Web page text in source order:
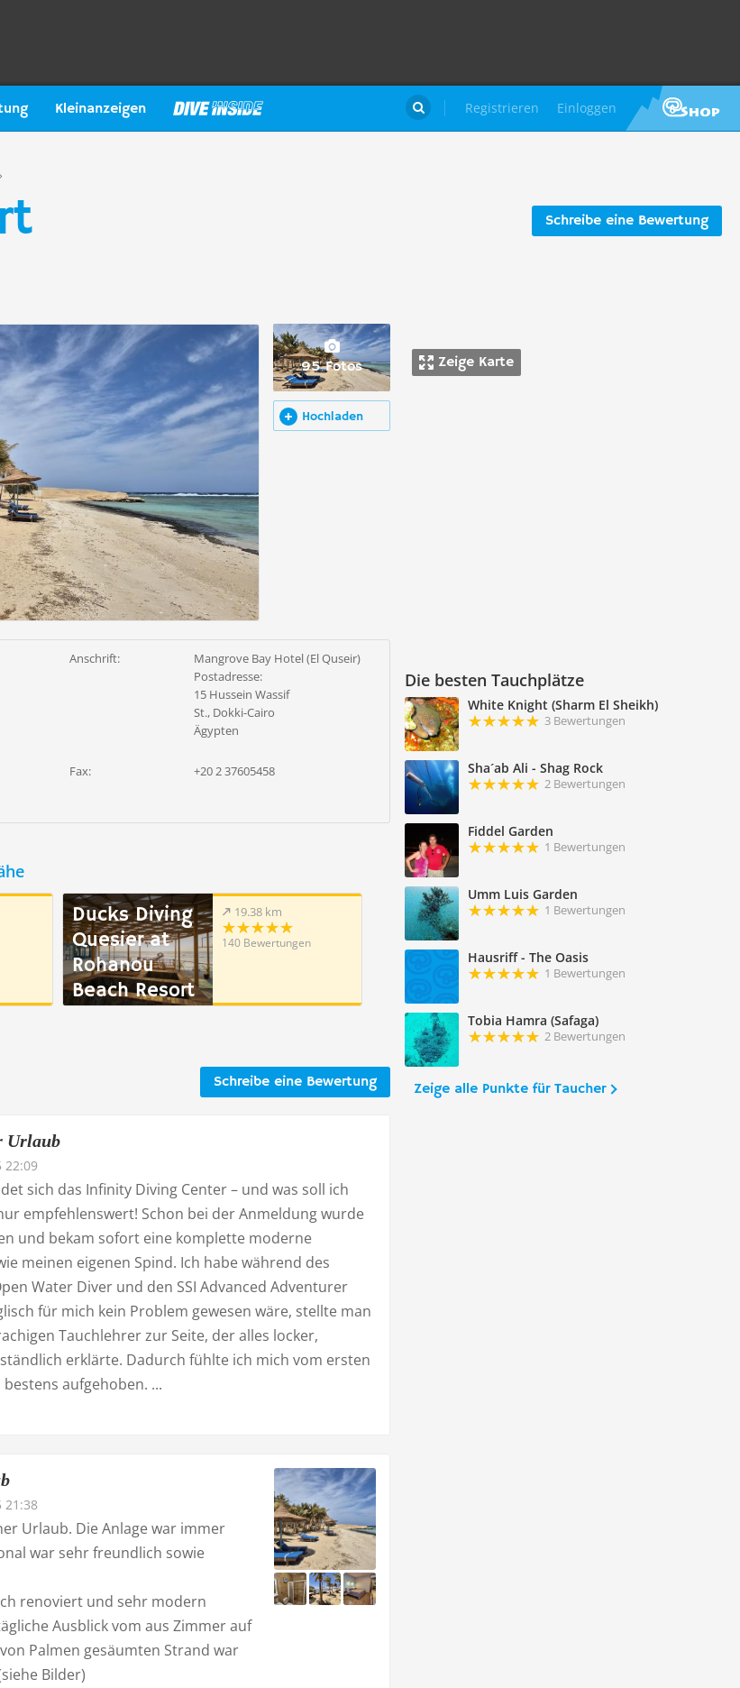
Kleinanzeigen Registrieren Einloggen

Schreibe eine Bewertung
Zeige Karte
Die besten Tauchplätze
White Knight (Sharm El Sheikh)
3 Bewertungen
Sha´ab Ali - Shag Rock
2 Bewertungen
Fiddel Garden
1 Bewertungen
Umm Luis Garden
1 Bewertungen
Hausriff - The Oasis
1 Bewertungen
Tobia Hamra (Safaga)
2 Bewertungen
Zeige alle Punkte für Taucher
95 Fotos
Hochladen
Anschrift:
Mangrove Bay Hotel (El Quseir)
Postadresse:
15 Hussein Wassif
St., Dokki-Cairo
Ägypten
Fax: +20 2 37605458
Ducks Diving
Quesier at
Rohanou
Beach Resort
19.38 km
140 Bewertungen
Schreibe eine Bewertung
Urlaub
22:09
sich das Infinity Diving Center – und was soll ich
empfehlenswert! Schon bei der Anmeldung wurde
und bekam sofort eine komplette moderne
meinen eigenen Spind. Ich habe während des
Water Diver und den SSI Advanced Adventurer
für mich kein Problem gewesen wäre, stellte man
Tauchlehrer zur Seite, der alles locker,
erklärte. Dadurch fühlte ich mich vom ersten
aufgehoben. ...
21:38
Urlaub. Die Anlage war immer
war sehr freundlich sowie
renoviert und sehr modern
Ausblick vom aus Zimmer auf
Palmen gesäumten Strand war
Bilder)